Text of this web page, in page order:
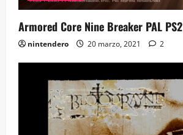
Armored Core Nine Breaker PAL PS2
nintendero 20 marzo, 2021 2